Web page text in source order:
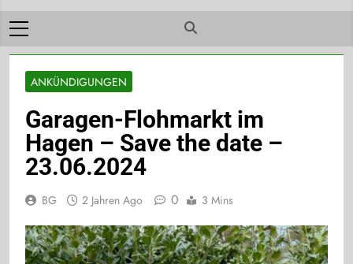
am Hagen
Ahrensburg
ANKÜNDIGUNGEN
Garagen-Flohmarkt im
Hagen – Save the date –
23.06.2024
BG 2 Jahren Ago 0 3 Mins